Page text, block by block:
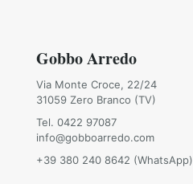
Gobbo Arredo
Via Monte Croce, 22/24
31059 Zero Branco (TV)
Tel. 0422 97087
info@gobboarredo.com
+39 380 240 8642 (WhatsApp)